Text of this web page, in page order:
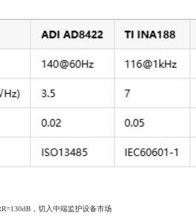
，切入中端监护设备市场